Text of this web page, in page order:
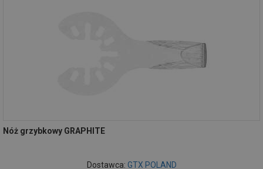
Nóż grzybkowy GRAPHITE
Dostawca: GTX POLAND